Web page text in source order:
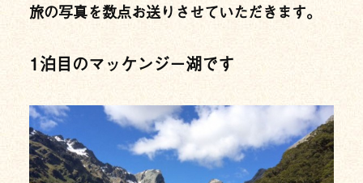
旅の写真を数点お送りさせていただきます。
1泊目のマッケンジー湖です